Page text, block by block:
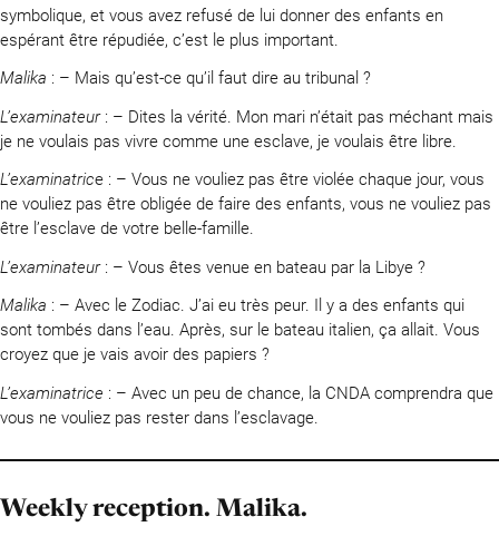
symbolique, et vous avez refusé de lui donner des enfants en
espérant être répudiée, c’est le plus important.
Malika : – Mais qu’est-ce qu’il faut dire au tribunal ?
L’examinateur : – Dites la vérité. Mon mari n’était pas méchant mais
je ne voulais pas vivre comme une esclave, je voulais être libre.
L’examinatrice : – Vous ne vouliez pas être violée chaque jour, vous
ne vouliez pas être obligée de faire des enfants, vous ne vouliez pas
être l’esclave de votre belle-famille.
L’examinateur: – Vous êtes venue en bateau par la Libye ?
Malika : – Avec le Zodiac. J’ai eu très peur. Il y a des enfants qui
sont tombés dans l’eau. Après, sur le bateau italien, ça allait. Vous
croyez que je vais avoir des papiers ?
L’examinatrice : – Avec un peu de chance, la CNDA comprendra que
vous ne vouliez pas rester dans l’esclavage.
Weekly reception. Malika.